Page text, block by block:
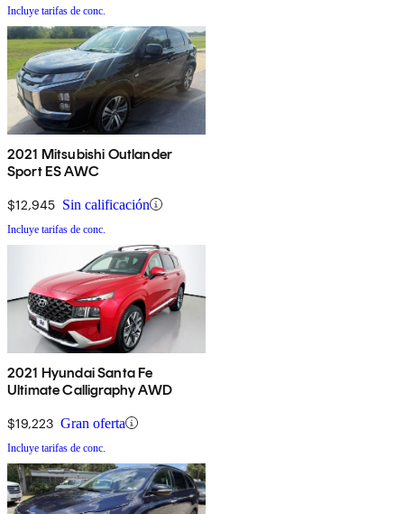
Incluye tarifas de conc.
2021 Mitsubishi Outlander
Sport ES AWC
$12,945 Sin calificación
Incluye tarifas de conc.
2021 Hyundai Santa Fe
Ultimate Calligraphy AWD
$19,223 Gran oferta
Incluye tarifas de conc.